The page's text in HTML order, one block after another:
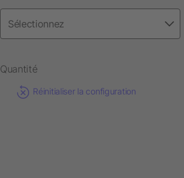
Quantité
Réinitialiser la configuration